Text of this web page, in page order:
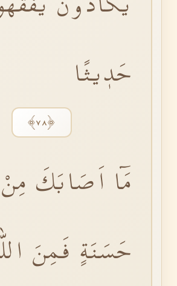
حَدٖيثًا
﴿٧٨﴾
مَٓا اَصَابَكَ مِنْ
حَسَنَةٍ فَمِنَ